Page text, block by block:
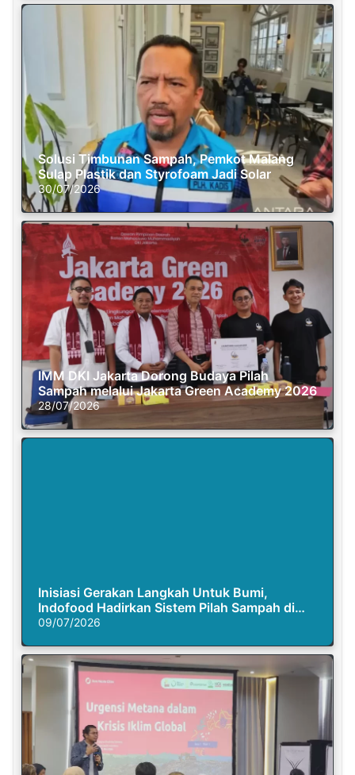
Solusi Timbunan Sampah, Pemkot Malang
Sulap Plastik dan Styrofoam Jadi Solar
30/07/2026
IMM DKI Jakarta Dorong Budaya Pilah
Sampah melalui Jakarta Green Academy 2026
28/07/2026
Inisiasi Gerakan Langkah Untuk Bumi,
Indofood Hadirkan Sistem Pilah Sampah di
Semasa Piknik
09/07/2026